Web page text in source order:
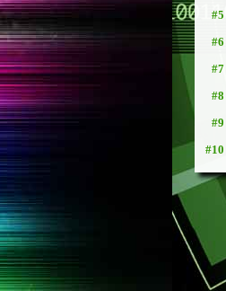
#5
#6
#7
#8
#9
#10